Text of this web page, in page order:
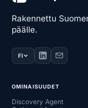
Rakennettu
päälle.
FI
OMINAISUUDET
Discovery Agent